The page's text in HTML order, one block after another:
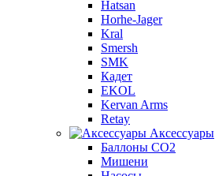
Hatsan
Horhe-Jager
Kral
Smersh
SMK
Кадет
EKOL
Kervan Arms
Retay
Аксессуары
Баллоны СО2
Мишени